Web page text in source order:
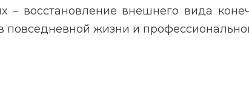
– восстановление внешнего вида
жизни и